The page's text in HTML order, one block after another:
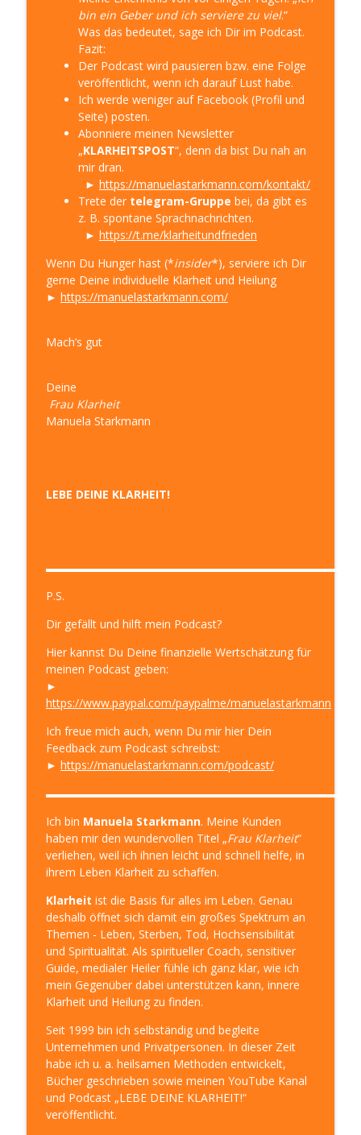
bin ein Geber und ich serviere zu viel.“
Was das bedeutet, sage ich Dir im Podcast.
Fazit:
Der Podcast wird pausieren bzw. eine Folge
veröffentlicht, wenn ich darauf Lust habe.
Ich werde weniger auf Facebook (Profil und
Seite) posten.
Abonniere meinen Newsletter
„KLARHEITSPOST“, denn da bist Du nah an
mir dran.
► https://manuelastarkmann.com/kontakt/
Trete der telegram-Gruppe bei, da gibt es
z. B. spontane Sprachnachrichten.
► https://t.me/klarheitundfrieden
Wenn Du Hunger hast (*insider*), serviere ich Dir
gerne Deine individuelle Klarheit und Heilung
► https://manuelastarkmann.com/
Mach’s gut
Deine
Frau Klarheit
Manuela Starkmann
LEBE DEINE KLARHEIT!
▬▬▬▬▬▬▬▬▬▬▬▬▬▬▬▬▬▬▬▬▬▬▬▬▬▬▬▬
P.S.
Dir gefällt und hilft mein Podcast?
Hier kannst Du Deine finanzielle Wertschätzung für
meinen Podcast geben:
►
https://www.paypal.com/paypalme/manuelastarkmann
Ich freue mich auch, wenn Du mir hier Dein
Feedback zum Podcast schreibst:
► https://manuelastarkmann.com/podcast/
▬▬▬▬▬▬▬▬▬▬▬▬▬▬▬▬▬▬▬▬▬▬▬▬▬▬▬▬
Ich bin Manuela Starkmann. Meine Kunden
haben mir den wundervollen Titel „Frau Klarheit“
verliehen, weil ich ihnen leicht und schnell helfe, in
ihrem Leben Klarheit zu schaffen.
Klarheit ist die Basis für alles im Leben. Genau
deshalb öffnet sich damit ein großes Spektrum an
Themen - Leben, Sterben, Tod, Hochsensibilität
und Spiritualität. Als spiritueller Coach, sensitiver
Guide, medialer Heiler fühle ich ganz klar, wie ich
mein Gegenüber dabei unterstützen kann, innere
Klarheit und Heilung zu finden.
Seit 1999 bin ich selbständig und begleite
Unternehmen und Privatpersonen. In dieser Zeit
habe ich u. a. heilsamen Methoden entwickelt,
Bücher geschrieben sowie meinen YouTube Kanal
und Podcast „LEBE DEINE KLARHEIT!“
veröffentlicht.